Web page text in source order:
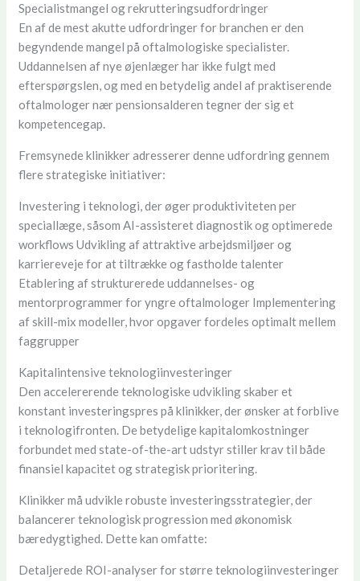
Specialistmangel og rekrutteringsudfordringer
En af de mest akutte udfordringer for branchen er den
begyndende mangel på oftalmologiske specialister.
Uddannelsen af nye øjenlæger har ikke fulgt med
efterspørgslen, og med en betydelig andel af praktiserende
oftalmologer nær pensionsalderen tegner der sig et
kompetencegap.
Fremsynede klinikker adresserer denne udfordring gennem
flere strategiske initiativer:
Investering i teknologi, der øger produktiviteten per
speciallæge, såsom AI-assisteret diagnostik og optimerede
workflows Udvikling af attraktive arbejdsmiljøer og
karriereveje for at tiltrække og fastholde talenter
Etablering af strukturerede uddannelses- og
mentorprogrammer for yngre oftalmologer Implementering
af skill-mix modeller, hvor opgaver fordeles optimalt mellem
faggrupper
Kapitalintensive teknologiinvesteringer
Den accelererende teknologiske udvikling skaber et
konstant investeringspres på klinikker, der ønsker at forblive
i teknologifronten. De betydelige kapitalomkostninger
forbundet med state-of-the-art udstyr stiller krav til både
finansiel kapacitet og strategisk prioritering.
Klinikker må udvikle robuste investeringsstrategier, der
balancerer teknologisk progression med økonomisk
bæredygtighed. Dette kan omfatte:
Detaljerede ROI-analyser for større teknologiinvesteringer